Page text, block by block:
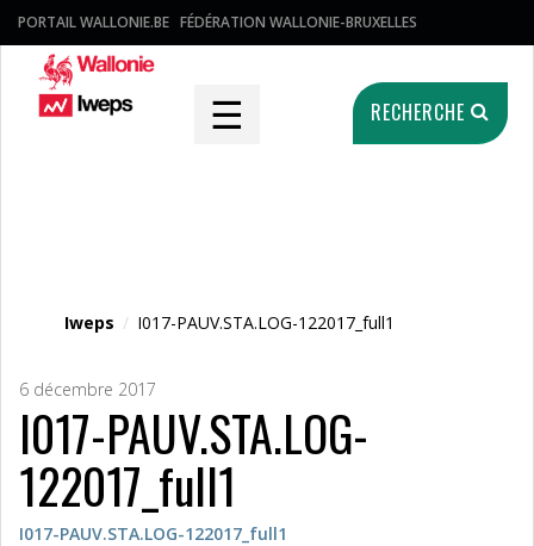
PORTAIL WALLONIE.BE FÉDÉRATION WALLONIE-BRUXELLES
☰ RECHERCHE
Iweps / I017-PAUV.STA.LOG-122017_full1
6 décembre 2017
I017-PAUV.STA.LOG-
122017_full1
I017-PAUV.STA.LOG-122017_full1